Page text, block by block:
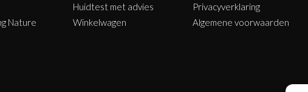
Nature
Huidtest met advies
Winkelwagen
Privacyverklaring
Algemene voorwaarden